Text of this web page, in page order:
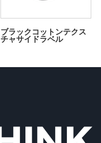
ブラックコットンテクス
チャサイドラベル